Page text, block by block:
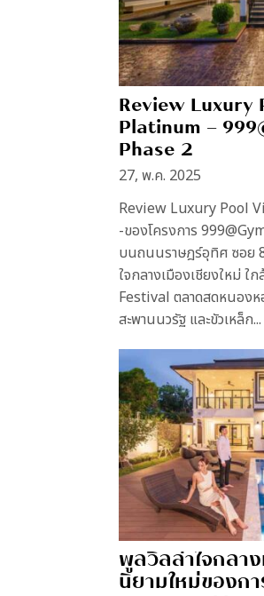
Review Luxury
Platinum –
Phase 2
27, พ.ค. 2025
Review Luxury Pool
-ของโครงการ
บนถนนราษฎร์อุทิศ ซอย
ใจกลางเมืองเชียงใหม่
Festival ตลาดสดหนอง
สะพานนวรัฐ และขัวเหล็ก...
พูลวิลล่าใจกลาง
นิยามใหม่ของก